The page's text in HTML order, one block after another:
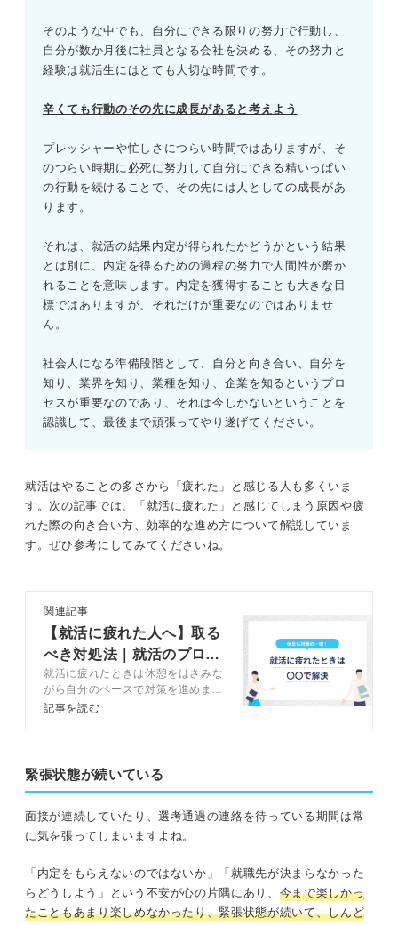
そのような中でも、自分にできる限りの努力で行動し、
自分が数か月後に社員となる会社を決める、その努力と
経験は就活生にはとても大切な時間です。
辛くても行動のその先に成長がある と考えよう
プレッシャーや忙しさにつらい時間ではありますが、そ
のつらい時期に必死に努力して自分にできる精いっぱい
の行動を続けることで、その先には人としての成長があ
ります。
それは、就活の結果内定が得られたかどうかという結果
とは別に、内定を得るための過程の努力で人間性が磨か
れることを意味します。内定を獲得することも大きな目
標ではありますが、それだけが重要なのではありませ
ん。
社会人になる準備段階として、自分と向き合い、自分を
知り、業界を知り、業種を知り、企業を知るというプロ
セスが重要なのであり、それは今しかないということを
認識して、最後まで頑張ってやり遂げてください。
就活はやることの多さから「疲れた」と感じる人も多くいま
す。次の記事では、「就活に疲れた」と感じてしまう原因や疲
れた際の向き合い方、効率的な進め方について解説していま
す。ぜひ参考にしてみてくださいね。
関連記事
【就活に疲れた人へ】取る
べき対処法｜就活のプロ直
伝のメンタルケア
就活に疲れたときは休憩をはさみな
がら自分のペースで対策を進めまし
ょう。この記事では就活に疲れたと
説します。
記事を読む
緊張状態が続いている
面接が連続していたり、選考通過の連絡を待っている期間は常
に気を張ってしまいますよね。
「内定をもらえないのではないか」「就職先が決まらなかった
らどうしよう」という不安が心の片隅にあり、 今まで楽しかっ
たこともあまり楽しめなかったり、緊張状態が続いて、しんど